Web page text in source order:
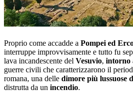
Proprio come accadde a Pompei ed
interruppe improvvisamente e tutto fu
lava incandescente del Vesuvio, intorno
guerre civili che caratterizzarono il
romana, una delle dimore più lussuose
distrutta da un incendio.